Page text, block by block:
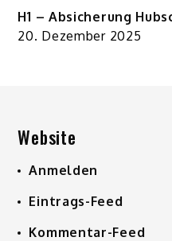
H1 – Absicherung
20. Dezember 2025
Website
Anmelden
Eintrags-Feed
Kommentar-Feed